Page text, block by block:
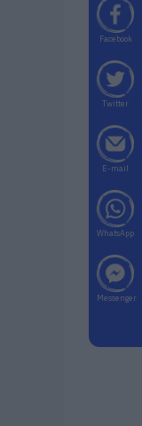
Facebook
Twitter
E-mail
WhatsApp
Messenger